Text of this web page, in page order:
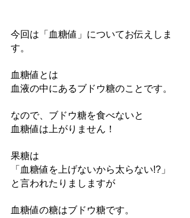
今回は「血糖値」についてお伝えしま
す。
血糖値とは
血液の中にあるブドウ糖のことです。
なので、ブドウ糖を食べないと
血糖値は上がりません！
果糖は
「血糖値を上げないから太らない!?」
と言われたりましますが
血糖値の糖はブドウ糖です。